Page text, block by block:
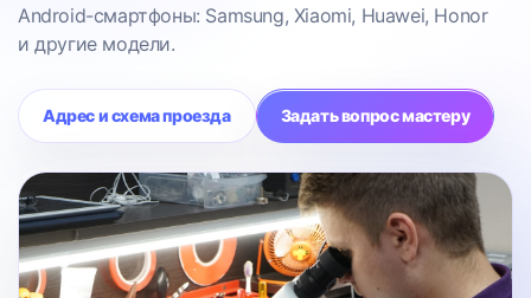
Android-смартфоны: Samsung, Xiaomi, Huawei, Honor
и другие модели.
Адрес и схема проезда Задать вопрос мастеру